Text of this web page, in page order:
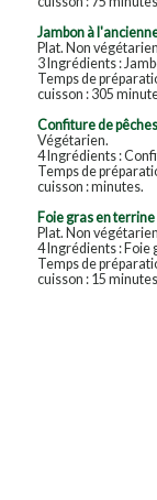
Jambon à
Plat. Non
3 Ingrédients :
Temps de
cuisson : 305
Confiture de
Végétarien.
4 Ingrédients :
Temps de
cuisson : minutes.
Foie gras en
Plat. Non
4 Ingrédients : Foie
Temps de
cuisson : 15